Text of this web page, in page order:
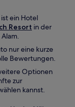
ein Hotel
Resort in der
nur eine kurze
Bewertungen.
Optionen
zur
kannst.